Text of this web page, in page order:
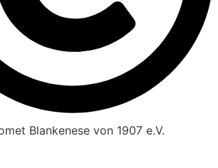
Blankenese von 1907 e.V.